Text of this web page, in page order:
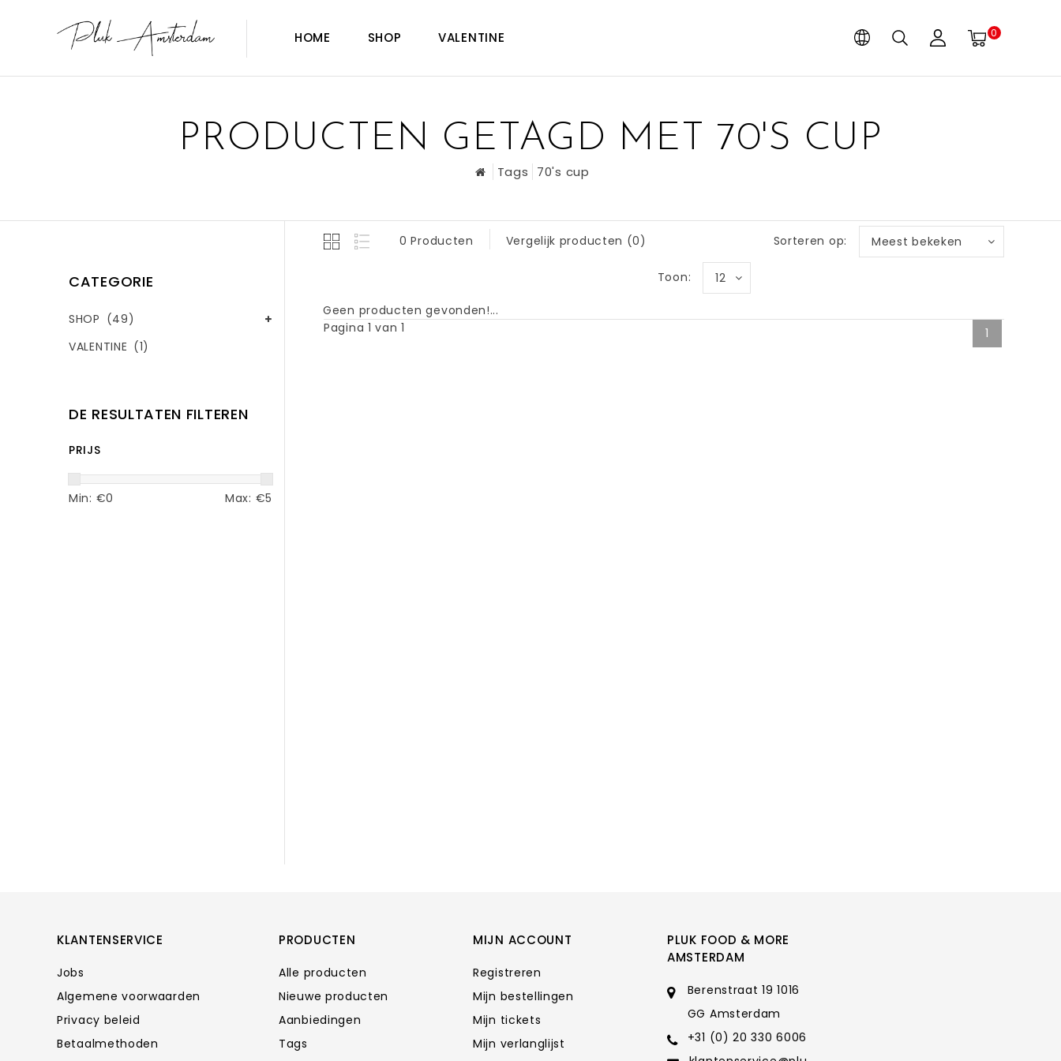
HOME SHOP VALENTINE 0
PRODUCTEN GETAGD MET 70'S CUP
Tags 70's cup
CATEGORIE
SHOP (49)
VALENTINE (1)
DE RESULTATEN FILTEREN
PRIJS
Min: €0 Max: €5
0 Producten Vergelijk producten (0) Sorteren op: Meest bekeken
Toon: 12
Geen producten gevonden!...
Pagina 1 van 1
1
KLANTENSERVICE
Jobs
Algemene voorwaarden
Privacy beleid
Betaalmethoden
PRODUCTEN
Alle producten
Nieuwe producten
Aanbiedingen
Tags
MIJN ACCOUNT
Registreren
Mijn bestellingen
Mijn tickets
Mijn verlanglijst
PLUK FOOD & MORE
AMSTERDAM
Berenstraat 19 1016
GG Amsterdam
+31 (0) 20 330 6006